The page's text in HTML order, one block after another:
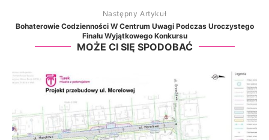
Następny Artykuł
Bohaterowie Codzienności W Centrum Uwagi Podczas Uroczystego
Finału Wyjątkowego Konkursu
MOŻE CI SIĘ SPODOBAĆ